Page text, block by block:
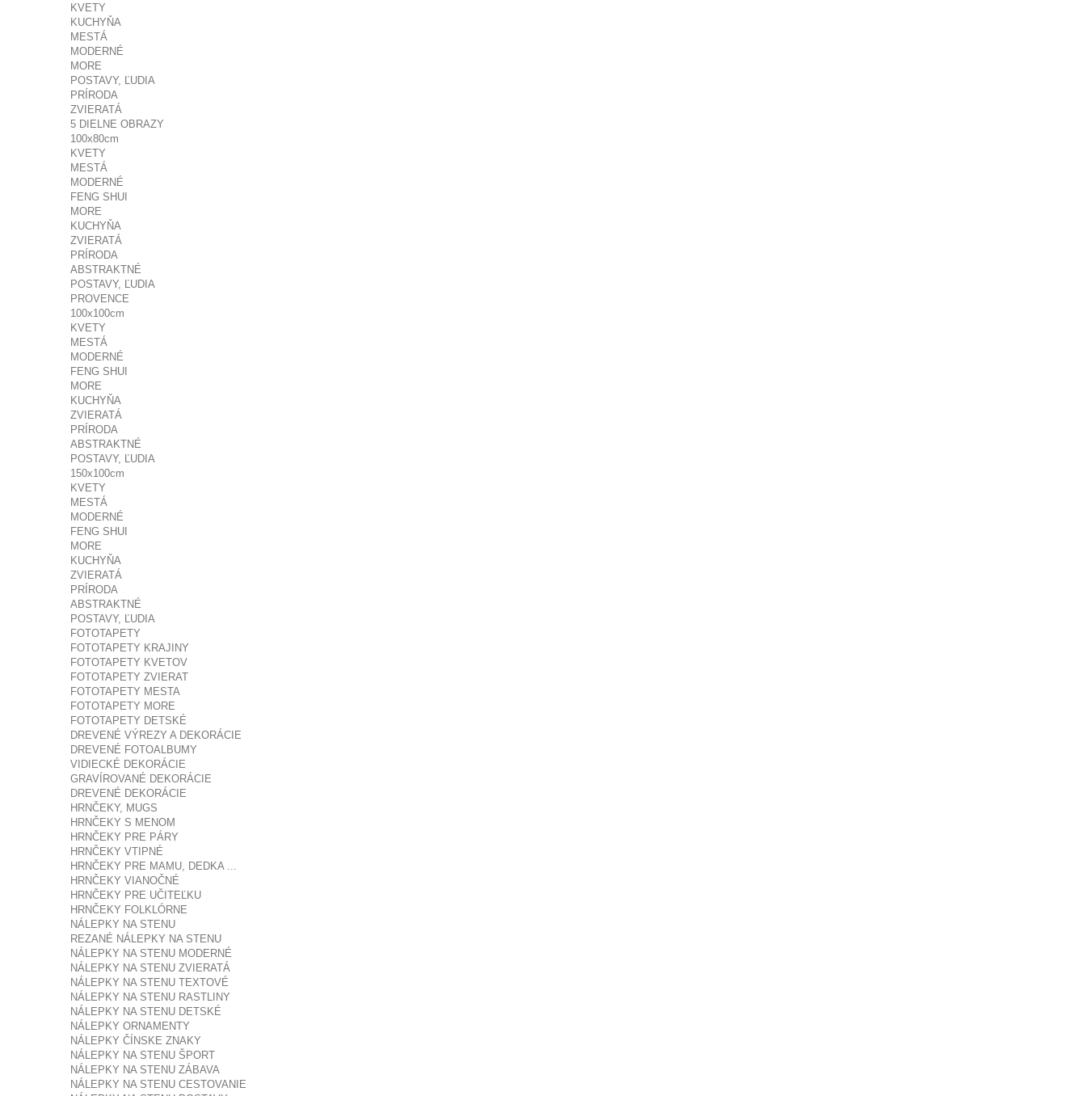
KVETY
KUCHYŇA
MESTÁ
MODERNÉ
MORE
POSTAVY, ĽUDIA
PRÍRODA
ZVIERATÁ
5 DIELNE OBRAZY
100x80cm
KVETY
MESTÁ
MODERNÉ
FENG SHUI
MORE
KUCHYŇA
ZVIERATÁ
PRÍRODA
ABSTRAKTNÉ
POSTAVY, ĽUDIA
PROVENCE
100x100cm
KVETY
MESTÁ
MODERNÉ
FENG SHUI
MORE
KUCHYŇA
ZVIERATÁ
PRÍRODA
ABSTRAKTNÉ
POSTAVY, ĽUDIA
150x100cm
KVETY
MESTÁ
MODERNÉ
FENG SHUI
MORE
KUCHYŇA
ZVIERATÁ
PRÍRODA
ABSTRAKTNÉ
POSTAVY, ĽUDIA
FOTOTAPETY
FOTOTAPETY KRAJINY
FOTOTAPETY KVETOV
FOTOTAPETY ZVIERAT
FOTOTAPETY MESTA
FOTOTAPETY MORE
FOTOTAPETY DETSKÉ
DREVENÉ VÝREZY A DEKORÁCIE
DREVENÉ FOTOALBUMY
VIDIECKÉ DEKORÁCIE
GRAVÍROVANÉ DEKORÁCIE
DREVENÉ DEKORÁCIE
HRNČEKY, MUGS
HRNČEKY S MENOM
HRNČEKY PRE PÁRY
HRNČEKY VTIPNÉ
HRNČEKY PRE MAMU, DEDKA ...
HRNČEKY VIANOČNÉ
HRNČEKY PRE UČITEĽKU
HRNČEKY FOLKLÓRNE
NÁLEPKY NA STENU
REZANÉ NÁLEPKY NA STENU
NÁLEPKY NA STENU MODERNÉ
NÁLEPKY NA STENU ZVIERATÁ
NÁLEPKY NA STENU TEXTOVÉ
NÁLEPKY NA STENU RASTLINY
NÁLEPKY NA STENU DETSKÉ
NÁLEPKY ORNAMENTY
NÁLEPKY ČÍNSKE ZNAKY
NÁLEPKY NA STENU ŠPORT
NÁLEPKY NA STENU ZÁBAVA
NÁLEPKY NA STENU CESTOVANIE